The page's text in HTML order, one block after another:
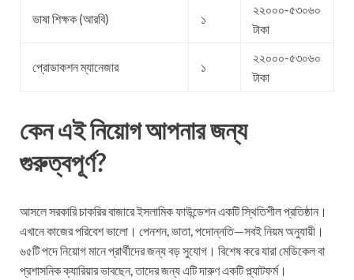
ভাষা শিক্ষক (আরবি) ১
২২০০০-৫৩০৬০
টাকা
প্রোডাকশন ম্যানেজার ১
২২০০০-৫৩০৬০
টাকা
কেন এই নিয়োগ আপনার জন্য
গুরুত্বপূর্ণ?
আসলে সরকারি চাকরির বাজারে ইসলামিক ফাউন্ডেশন একটি স্থিতিশীল প্রতিষ্ঠান।
এখানে কাজের পরিবেশ ভালো। পেনশন, ভাতা, পদোন্নতি—সবই নিয়ম অনুযায়ী।
৬৫টি পদে নিয়োগ মানে প্রার্থীদের জন্য বড় সুযোগ। বিশেষ করে যারা মেডিকেল বা
প্রশাসনিক ক্যারিয়ার ভাবছেন, তাদের জন্য এটি দারুণ একটি প্ল্যাটফর্ম।